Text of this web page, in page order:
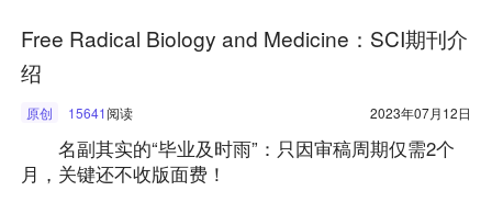
Free Radical Biology and Medicine：SCI期刊介
绍
原创 15641阅读 2023年07月12日
名副其实的“毕业及时雨”：只因审稿周期仅需2个
月，关键还不收版面费！